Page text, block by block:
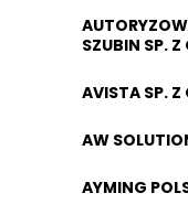
SZUBIN SP. Z
AVISTA SP. Z
AW
AYMING